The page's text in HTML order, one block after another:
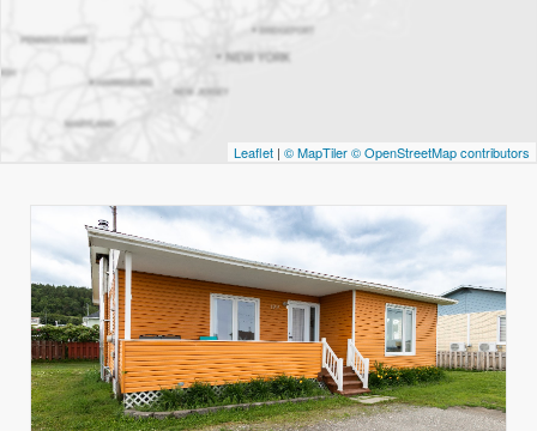
Leaflet | © MapTiler© OpenStreetMap contributors